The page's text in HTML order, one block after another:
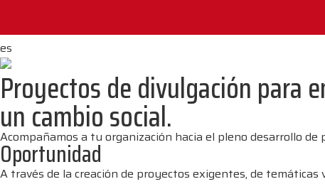
es
Proyectos de divulgación para
un cambio social.
Acompañamos a tu organización hacia el pleno desarrollo
Oportunidad
A través de la creación de proyectos exigentes, de